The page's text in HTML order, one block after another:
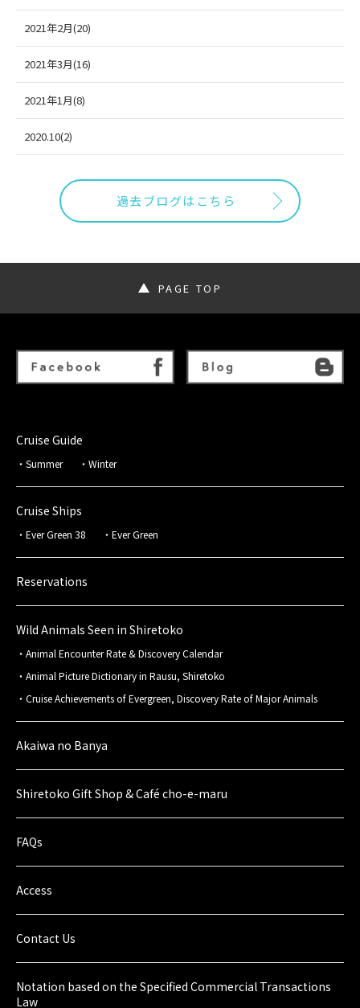
2021年2月(20)
2021年3月(16)
2021年1月(8)
2020.10(2)
過去ブログはこちら
PAGE TOP
Cruise Guide
Summer Winter
Cruise Ships
Ever Green 38 Ever Green
Reservations
Wild Animals Seen in Shiretoko
Animal Encounter Rate & Discovery Calendar
Animal Picture Dictionary in Rausu, Shiretoko
Cruise Achievements of Evergreen, Discovery Rate of Major Animals
Akaiwa no Banya
Shiretoko Gift Shop & Café cho-e-maru
FAQs
Access
Contact Us
Notation based on the Specified Commercial Transactions
Law